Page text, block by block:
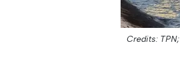
Credits: TPN;